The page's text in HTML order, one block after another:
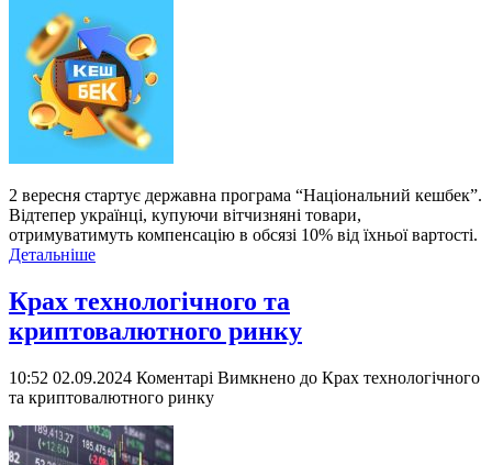
2 вересня стартує державна програма “Національний кешбек”.
Відтепер українці, купуючи вітчизняні товари,
отримуватимуть компенсацію в обсязі 10% від їхньої вартості.
Детальніше
Крах технологічного та
криптовалютного ринку
10:52 02.09.2024 Коментарі Вимкнено до Крах технологічного
та криптовалютного ринку